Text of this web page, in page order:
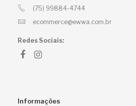
(75) 99884-4744
ecommerce@ewwa.com.br
Redes Sociais:
Informações